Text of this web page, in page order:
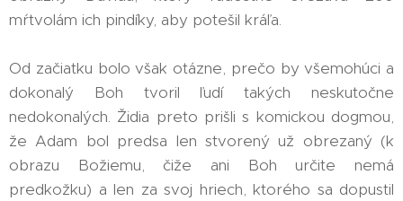
mŕtvolám ich pindíky, aby potešil kráľa.
Od začiatku bolo však otázne, prečo by všemohúci a
dokonalý Boh tvoril ľudí takých neskutočne
nedokonalých. Židia preto prišli s komickou dogmou,
že Adam bol predsa len stvorený už obrezaný (k
obrazu Božiemu, čiže ani Boh určite nemá
predkožku) a len za svoj hriech, ktorého sa dopustil